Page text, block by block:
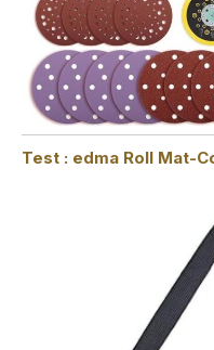
Test : edma Roll Mat-